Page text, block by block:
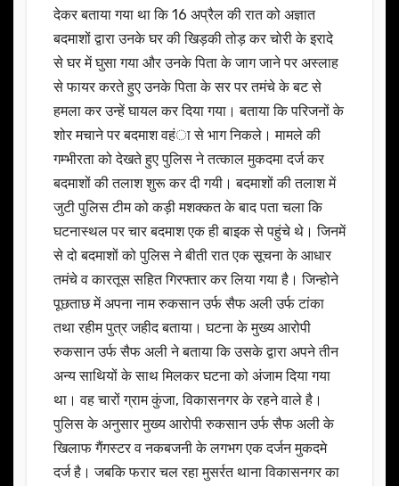
देकर बताया गया था कि 16 अप्रैल की रात को अज्ञात
बदमाशों द्वारा उनके घर की खिड़की तोड़ कर चोरी के इरादे
से घर में घुसा गया और उनके पिता के जाग जाने पर अस्लाह
से फायर करते हुए उनके पिता के सर पर तमंचे के बट से
हमला कर उन्हें घायल कर दिया गया। बताया कि परिजनों के
शोर मचाने पर बदमाश वहंा से भाग निकले। मामले की
गम्भीरता को देखते हुए पुलिस ने तत्काल मुकदमा दर्ज कर
बदमाशों की तलाश शुरू कर दी गयी। बदमाशों की तलाश में
जुटी पुलिस टीम को कड़ी मशक्कत के बाद पता चला कि
घटनास्थल पर चार बदमाश एक ही बाइक से पहुंचे थे। जिनमें
से दो बदमाशों को पुलिस ने बीती रात एक सूचना के आधार
तमंचे व कारतूस सहित गिरफ्तार कर लिया गया है। जिन्होने
पूछताछ में अपना नाम रुकसान उर्फ सैफ अली उर्फ टांका
तथा रहीम पुत्र जहीद बताया। घटना के मुख्य आरोपी
रुकसान उर्फ सैफ अली ने बताया कि उसके द्वारा अपने तीन
अन्य साथियों के साथ मिलकर घटना को अंजाम दिया गया
था। वह चारों ग्राम कुंजा, विकासनगर के रहने वाले है।
पुलिस के अनुसार मुख्य आरोपी रुकसान उर्फ सैफ अली के
खिलाफ गैंगस्टर व नकबजनी के लगभग एक दर्जन मुकदमे
दर्ज है। जबकि फरार चल रहा मुसर्रत थाना विकासनगर का